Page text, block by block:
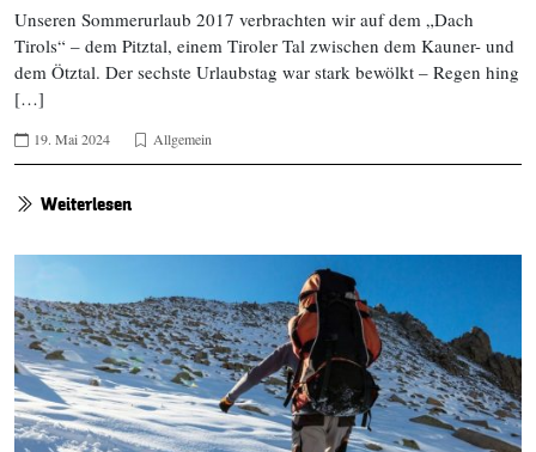
Unseren Sommerurlaub 2017 verbrachten wir auf dem „Dach
Tirols“ – dem Pitztal, einem Tiroler Tal zwischen dem Kauner- und
dem Ötztal. Der sechste Urlaubstag war stark bewölkt – Regen hing
[…]
19. Mai 2024 Allgemein
Weiterlesen